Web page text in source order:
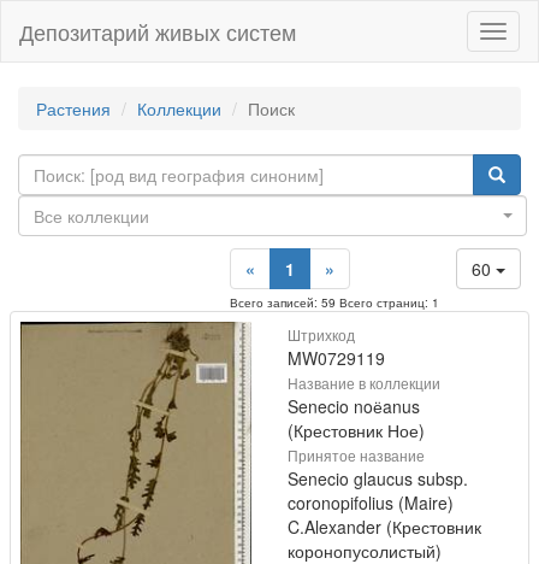
Депозитарий живых систем
Растения Коллекции Поиск
Все коллекции
60
« 1 »
Всего записей: 59 Всего страниц: 1
Штрихкод
MW0729119
Название в коллекции
Senecio noёanus
(Крестовник Ное)
Принятое название
Senecio glaucus subsp.
coronopifolius (Maire)
C.Alexander (Крестовник
коронопусолистый)